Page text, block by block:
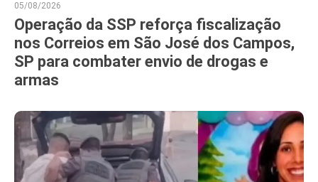
05/08/2026
Operação da SSP reforça fiscalização
nos Correios em São José dos Campos,
SP para combater envio de drogas e
armas